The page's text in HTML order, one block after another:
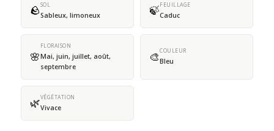
🪨SOL
Sableux, limoneux 🍃FEUILLAGE
Caduc
🌸
FLORAISON
Mai, juin, juillet, août,
septembre
🎨COULEUR
Bleu
🌿VÉGÉTATION
Vivace